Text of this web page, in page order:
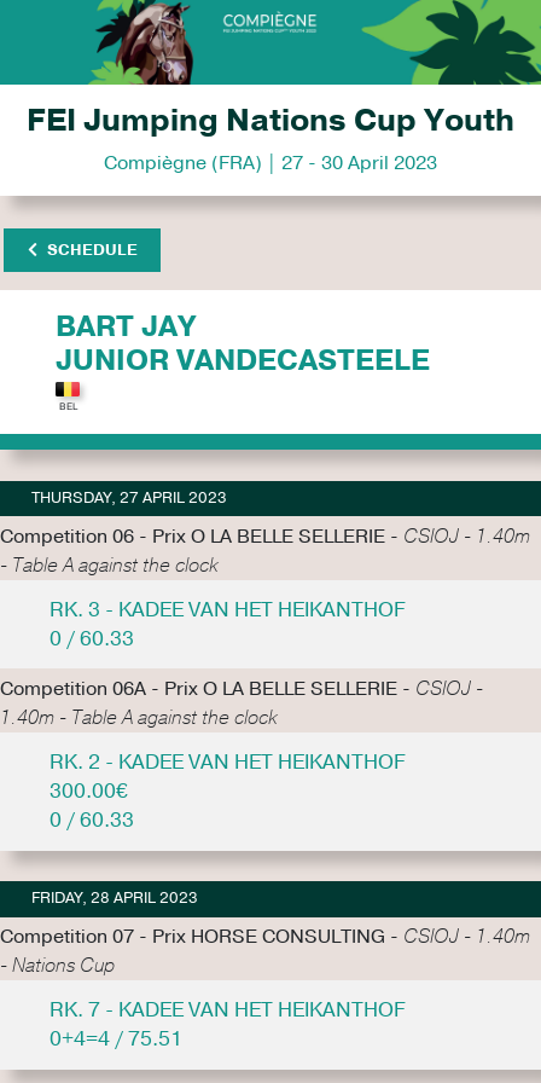
FEI Jumping Nations Cup Youth
Compiègne (FRA) | 27 - 30 April 2023
SCHEDULE
BART JAY
JUNIOR VANDECASTEELE
THURSDAY, 27 APRIL 2023
Competition 06 - Prix O LA BELLE SELLERIE - CSIOJ - 1.40m
- Table A against the clock
RK. 3 - KADEE VAN HET HEIKANTHOF
0 / 60.33
Competition 06A - Prix O LA BELLE SELLERIE - CSIOJ -
1.40m - Table A against the clock
RK. 2 - KADEE VAN HET HEIKANTHOF
300.00€
0 / 60.33
FRIDAY, 28 APRIL 2023
Competition 07 - Prix HORSE CONSULTING - CSIOJ - 1.40m
- Nations Cup
RK. 7 - KADEE VAN HET HEIKANTHOF
0+4=4 / 75.51